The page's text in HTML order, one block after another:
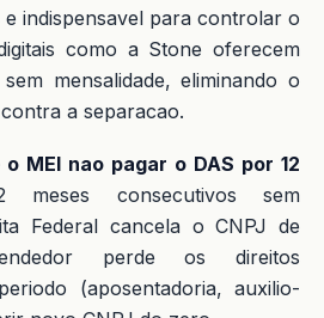
indispensavel para controlar o
como a Stone oferecem
mensalidade, eliminando o
a separacao.
MEI nao pagar o DAS por 12
consecutivos sem
Federal cancela o CNPJ de
perde os direitos
(aposentadoria, auxilio-